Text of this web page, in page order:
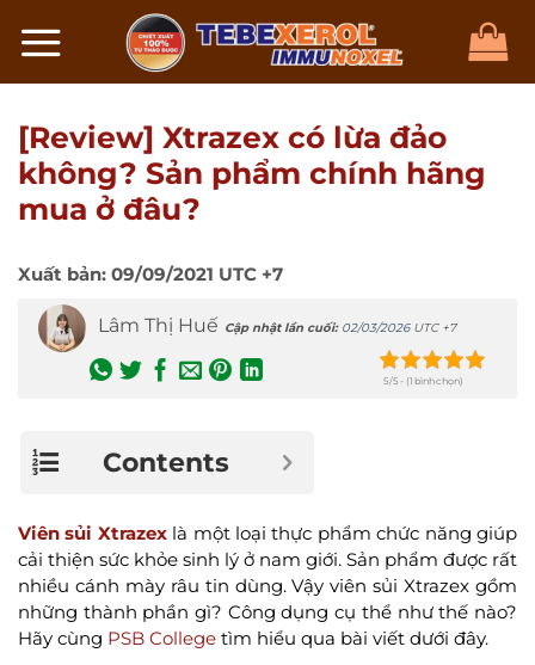
đến
[Review] Xtrazex có lừa đảo
không? Sản phẩm chính hãng
mua ở đâu?
Xuất bản: 09/09/2021 UTC +7
Lâm Thị Huế Cập nhật lần cuối: 02/03/2026UTC +7
5/5 - (1 bình chọn)
Contents
Viên sủi Xtrazexlà một loại thực phẩm chức năng giúp
cải thiện sức khỏe sinh lý ở nam giới. Sản phẩm được rất
nhiều cánh mày râu tin dùng. Vậy viên sủi Xtrazex gồm
những thành phần gì? Công dụng cụ thể như thế nào?
Hãy cùng PSB College tìm hiểu qua bài viết dưới đây.